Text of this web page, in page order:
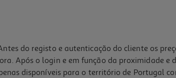
do registo e autenticação do cliente os
Após o login e em função da proximidade e
disponíveis para o território de Portugal